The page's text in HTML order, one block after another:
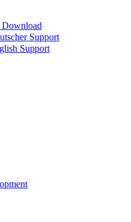
Support
Support